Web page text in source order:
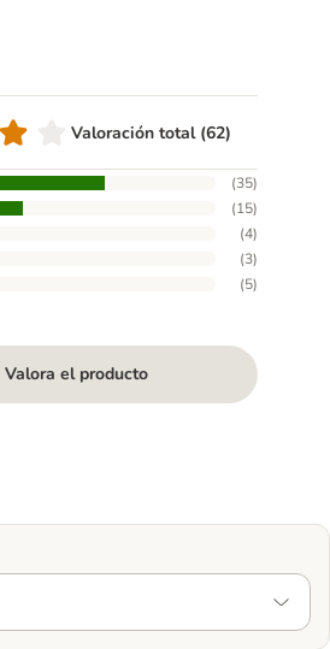
Valoración total (62)
(35)
(15)
(4)
(3)
(5)
Valora el producto